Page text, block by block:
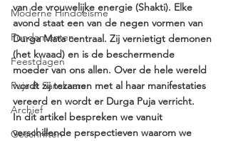
Moderne Hindoeïsme
Fundamenten
Feestdagen
Puja & Sanskaars
Archief
Geschriften
van de vrouwelijke energie (Shakti). Elke
avond staat een van de negen vormen van
Durga Mata centraal. Zij vernietigt demonen
(het kwaad) en is de beschermende
moeder van ons allen. Over de hele wereld
wordt zij tezamen met al haar manifestaties
vereerd en wordt er Durga Puja verricht.
In dit artikel bespreken we vanuit
verschillende perspectieven waarom we